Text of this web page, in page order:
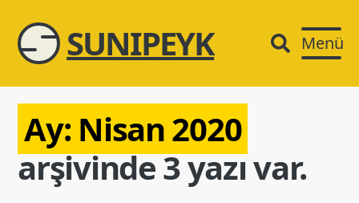
SUNIPEYK Menü
Ay: Nisan 2020
arşivinde 3 yazı var.